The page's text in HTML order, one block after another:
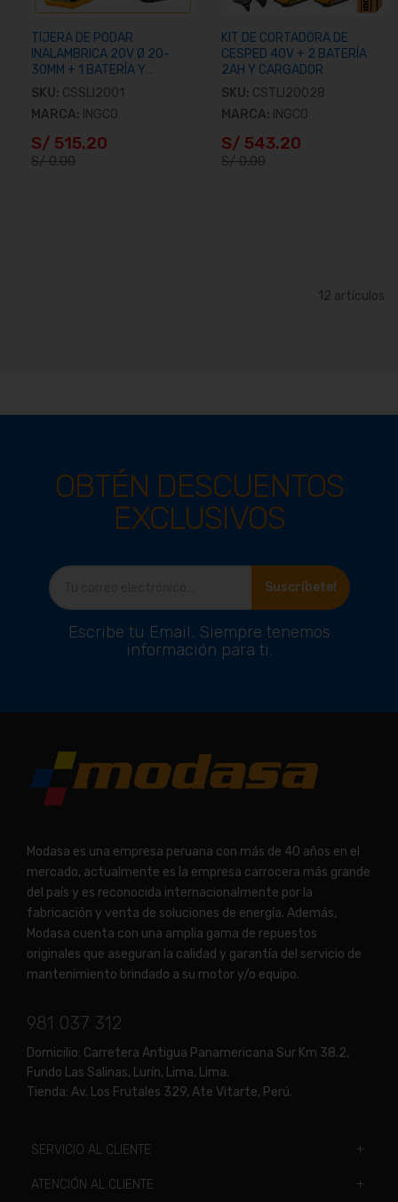
Añadir al carrito
TIJERA DE PODAR
INALAMBRICA 20V Ø 20-
30MM + 1 BATERÍA Y
CARGADOR
SKU: CSSLI2001
MARCA: INGCO
S/ 515.20
S/ 0.00 Añadir al carrito
KIT DE CORTADORA DE
CESPED 40V + 2 BATERÍA
2AH Y CARGADOR
SKU: CSTLI20028
MARCA: INGCO
S/ 543.20
S/ 0.00
12 artículos
OBTÉN DESCUENTOS
EXCLUSIVOS
Suscríbete!
Escribe tu Email. Siempre tenemos
información para ti.
Modasa es una empresa peruana con más de 40 años en el
mercado, actualmente es la empresa carrocera más grande
del país y es reconocida internacionalmente por la
fabricación y venta de soluciones de energía. Además,
Modasa cuenta con una amplia gama de repuestos
originales que aseguran la calidad y garantía del servicio de
mantenimiento brindado a su motor y/o equipo.
981 037 312
Domicilio: Carretera Antigua Panamericana Sur Km 38.2,
Fundo Las Salinas, Lurín, Lima, Lima.
Tienda: Av. Los Frutales 329, Ate Vitarte, Perú.
SERVICIO AL CLIENTE
ATENCIÓN AL CLIENTE